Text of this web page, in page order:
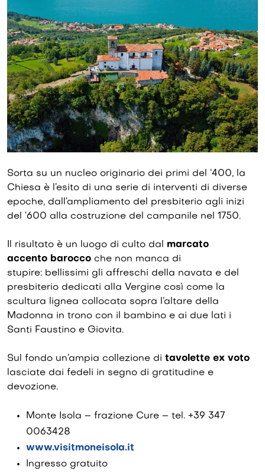
Sorta su un nucleo originario dei primi del ‘400, la
Chiesa è l’esito di una serie di interventi di diverse
epoche, dall’ampliamento del presbiterio agli inizi
del ‘600 alla costruzione del campanile nel 1750.
Il risultato è un luogo di culto dal marcato
accento barocco che non manca di
stupire: bellissimi gli affreschi della navata e del
presbiterio dedicati alla Vergine così come la
scultura lignea collocata sopra l’altare della
Madonna in trono con il bambino e ai due lati i
Santi Faustino e Giovita.
Sul fondo un’ampia collezione di tavolette ex voto
lasciate dai fedeli in segno di gratitudine e
devozione.
Monte Isola – frazione Cure – tel. +39 347
0063428
www.visitmoneisola.it
Ingresso gratuito